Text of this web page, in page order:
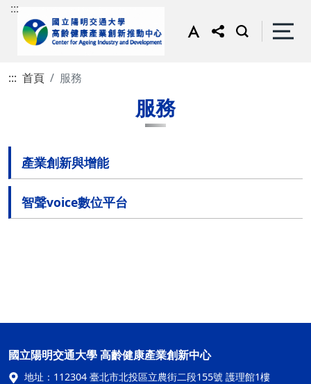
:::
::: 首頁 服務
服務
產業創新與增能
智聲voice數位平台
國立陽明交通大學 高齡健康產業創新中心
地址： 112304 臺北市北投區立農街二段155號 護理館1樓